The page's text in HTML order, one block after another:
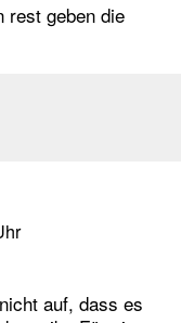
rest geben die
auf, dass es